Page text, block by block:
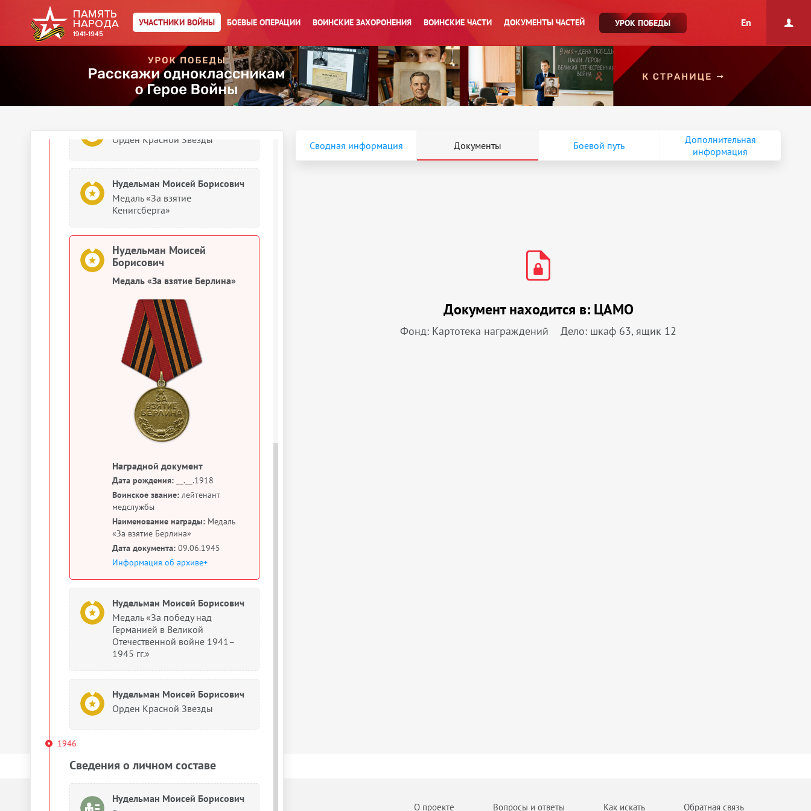
УЧАСТНИКИ ВОЙНЫ БОЕВЫЕ ОПЕРАЦИИ ВОИНСКИЕ ЗАХОРОНЕНИЯ ВОИНСКИЕ ЧАСТИ ДОКУМЕНТЫ ЧАСТЕЙ УРОК ПОБЕДЫ En
Нудельман Моисей Борисович
Орден Красного Знамени
Документы о награждении
Орден Красной Звезды
Нудельман Моисей Борисович
Медаль «За взятие
Кенигсберга»
Нудельман Моисей
Борисович
Медаль «За взятие Берлина»
Наградной документ
Дата рождения: __.__.1918
Воинское звание: лейтенант
медслужбы
Наименование награды: Медаль
«За взятие Берлина»
Дата документа: 09.06.1945
Информация об архиве+
Нудельман Моисей Борисович
Медаль «За победу над
Германией в Великой
Отечественной войне 1941–
1945 гг.»
Нудельман Моисей Борисович
Орден Красной Звезды
1946
Сведения о личном составе
Нудельман Моисей Борисович
Сводная информация Документы Боевой путь
Дополнительная
информация
Документ находится в: ЦАМО
Фонд: Картотека награждений Дело: шкаф 63, ящик 12
О проекте Вопросы и ответы Как искать Обратная связь